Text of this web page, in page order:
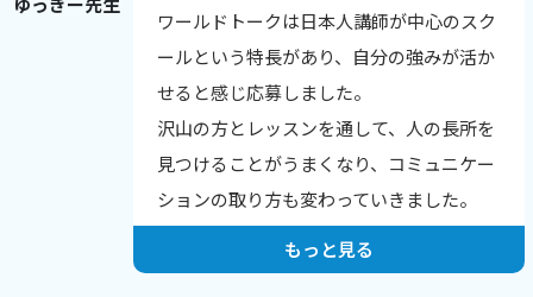
で、相手を知ることを心がけています。
英語に自信をなくした生徒さんが、レッス
ン後に安心される様子を見せてくれたり、
自分の言いたい事を英語で表現できてうれ
しいなどの、喜びの報告を受けた時にとて
もやりがいを感じます。
ゆっきー先生
ワールドトークは日本人講師が中心のスク
ールという特長があり、自分の強みが活か
せると感じ応募しました。
沢山の方とレッスンを通して、人の長所を
見つけることがうまくなり、コミュニケー
ションの取り方も変わっていきました。
人は自分の短所にはよく気がつきますが、
もっと見る